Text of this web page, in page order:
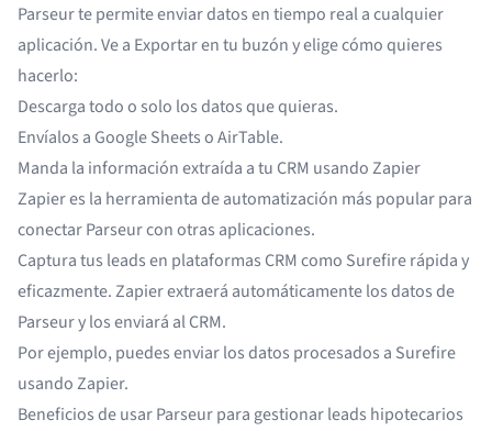
Parseur te permite enviar datos en tiempo real a cualquier
aplicación. Ve a Exportar en tu buzón y elige cómo quieres
hacerlo:
Descarga todo o solo los datos que quieras.
Envíalos a Google SheetsoAirTable.
Manda la información extraída a tu CRM usandoZapier
Zapieres la herramienta de automatización más popular para
conectar Parseur con otras aplicaciones.
Captura tus leads en plataformas CRM como Surefirerápida y
eficazmente. Zapier extraerá automáticamente los datos de
Parseur y los enviará al CRM.
Por ejemplo, puedesenviar los datos procesados a Surefire
usando Zapier.
Beneficios de usar Parseur para gestionar leads hipotecarios